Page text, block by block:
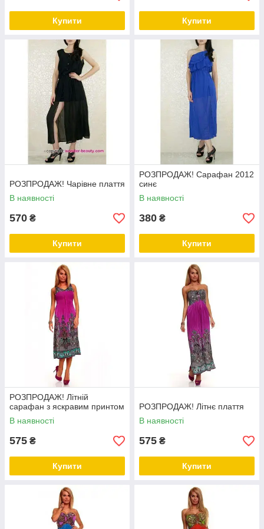
Купити Купити
РОЗПРОДАЖ! Чарівне плаття
В наявності
570 ₴
Купити
РОЗПРОДАЖ! Сарафан 2012
синє
В наявності
380 ₴
Купити
РОЗПРОДАЖ! Літній
сарафан з яскравим принтом
В наявності
575 ₴
Купити
РОЗПРОДАЖ! Літнє плаття
В наявності
575 ₴
Купити